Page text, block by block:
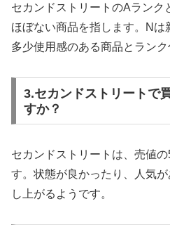
セカンドストリートのAランク
ほぼない商品を指します。Nは
多少使用感のある商品とランク
3.セカンドストリートで
すか？
セカンドストリートは、売値
す。状態が良かったり、人気
し上がるようです。